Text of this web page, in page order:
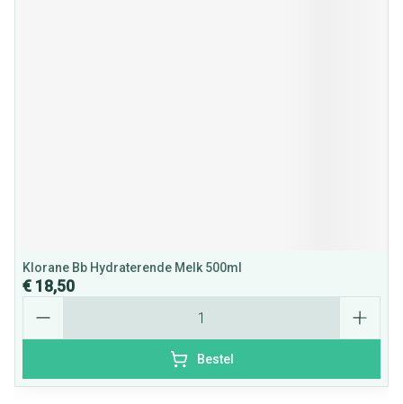
Klorane Bb Hydraterende Melk 500ml
€ 18,50
Bestel